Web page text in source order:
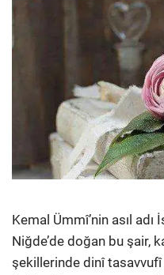
Kemal Ümmî’nin asıl adı
Niğde’de doğan bu şair,
şekillerinde dinî